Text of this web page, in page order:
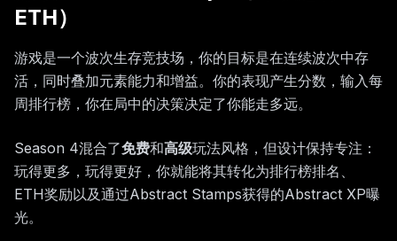
ETH）
游戏是一个波次生存竞技场，你的目标是在连续波次中存
活，同时叠加元素能力和增益。你的表现产生分数，输入每
周排行榜，你在局中的决策决定了你能走多远。
Season 4混合了免费和高级玩法风格，但设计保持专注：
玩得更多，玩得更好，你就能将其转化为排行榜排名、
ETH奖励以及通过Abstract Stamps获得的Abstract XP曝
光。